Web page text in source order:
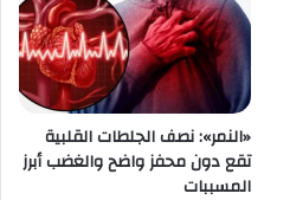
«النمر»: نصف الجلطات القلبية
تقع دون محفز واضح والغضب أبرز
المسببات